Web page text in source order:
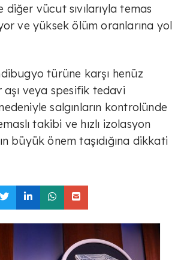
diğer vücut sıvılarıyla temas
ve yüksek ölüm oranlarına yol
türüne karşı henüz
aşı veya spesifik tedavi
salgınların kontrolünde
takibi ve hızlı izolasyon
büyük önem taşıdığına dikkati